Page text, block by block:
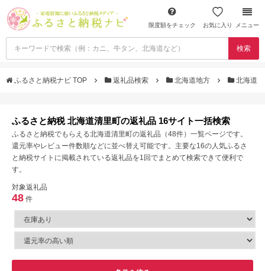
限度額をチェック お気に入り メニュー
検索
ふるさと納税ナビ TOP 返礼品検索 北海道地方 北海道
ふるさと納税 北海道清里町の返礼品 16サイト一括検索
ふるさと納税でもらえる北海道清里町の返礼品（48件）一覧ページです。
還元率やレビュー件数順などに並べ替え可能です。主要な16の人気ふるさ
と納税サイトに掲載されている返礼品を1回でまとめて検索できて便利で
す。
対象返礼品
48 件